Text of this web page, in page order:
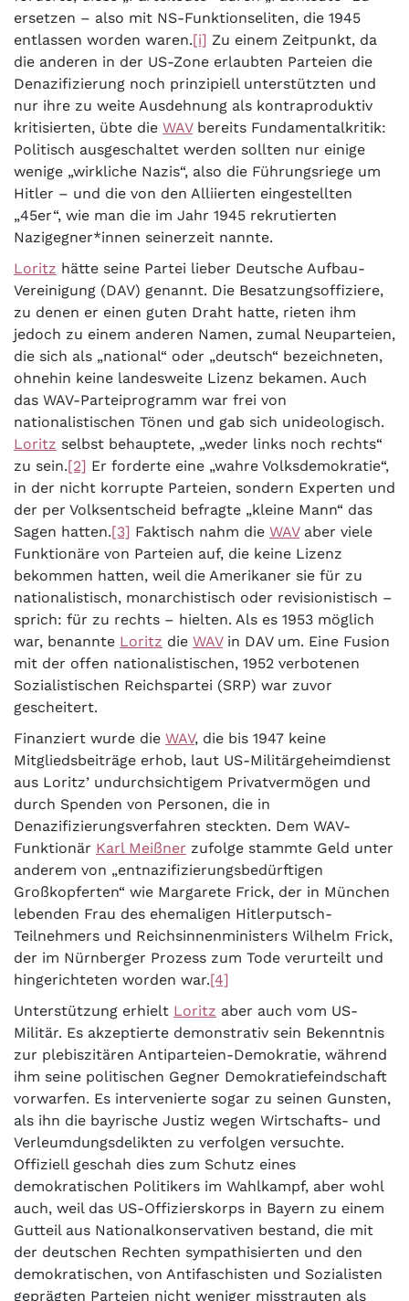
ersetzen – also mit NS-Funktionseliten, die 1945
entlassen worden waren.[i] Zu einem Zeitpunkt, da
die anderen in der US-Zone erlaubten Parteien die
Denazifizierung noch prinzipiell unterstützten und
nur ihre zu weite Ausdehnung als kontraproduktiv
kritisierten, übte die WAVbereits Fundamentalkritik:
Politisch ausgeschaltet werden sollten nur einige
wenige „wirkliche Nazis“, also die Führungsriege um
Hitler – und die von den Alliierten eingestellten
„45er“, wie man die im Jahr 1945 rekrutierten
Nazigegner*innen seinerzeit nannte.
Loritz hätte seine Partei lieber Deutsche Aufbau-
Vereinigung (DAV) genannt. Die Besatzungsoffiziere,
zu denen er einen guten Draht hatte, rieten ihm
jedoch zu einem anderen Namen, zumal Neuparteien,
die sich als „national“ oder „deutsch“ bezeichneten,
ohnehin keine landesweite Lizenz bekamen. Auch
das WAV-Parteiprogramm war frei von
nationalistischen Tönen und gab sich unideologisch.
Loritz selbst behauptete, „weder links noch rechts“
zu sein.[2] Er forderte eine „wahre Volksdemokratie“,
in der nicht korrupte Parteien, sondern Experten und
der per Volksentscheid befragte „kleine Mann“ das
Sagen hatten.[3] Faktisch nahm die WAVaber viele
Funktionäre von Parteien auf, die keine Lizenz
bekommen hatten, weil die Amerikaner sie für zu
nationalistisch, monarchistisch oder revisionistisch –
sprich: für zu rechts – hielten. Als es 1953 möglich
war, benannte Loritz die WAVin DAV um. Eine Fusion
mit der offen nationalistischen, 1952 verbotenen
Sozialistischen Reichspartei (SRP) war zuvor
gescheitert.
Finanziert wurde die WAV, die bis 1947 keine
Mitgliedsbeiträge erhob, laut US-Militärgeheimdienst
aus Loritz’ undurchsichtigem Privatvermögen und
durch Spenden von Personen, die in
Denazifizierungsverfahren steckten. Dem WAV-
Funktionär Karl Meißner zufolge stammte Geld unter
anderem von „entnazifizierungsbedürftigen
Großkopferten“ wie Margarete Frick, der in München
lebenden Frau des ehemaligen Hitlerputsch-
Teilnehmers und Reichsinnenministers Wilhelm Frick,
der im Nürnberger Prozess zum Tode verurteilt und
hingerichteten worden war.[4]
Unterstützung erhielt Loritz aber auch vom US-
Militär. Es akzeptierte demonstrativ sein Bekenntnis
zur plebiszitären Antiparteien-Demokratie, während
ihm seine politischen Gegner Demokratiefeindschaft
vorwarfen. Es intervenierte sogar zu seinen Gunsten,
als ihn die bayrische Justiz wegen Wirtschafts- und
Verleumdungsdelikten zu verfolgen versuchte.
Offiziell geschah dies zum Schutz eines
demokratischen Politikers im Wahlkampf, aber wohl
auch, weil das US-Offizierskorps in Bayern zu einem
Gutteil aus Nationalkonservativen bestand, die mit
der deutschen Rechten sympathisierten und den
demokratischen, von Antifaschisten und Sozialisten
geprägten Parteien nicht weniger misstrauten als